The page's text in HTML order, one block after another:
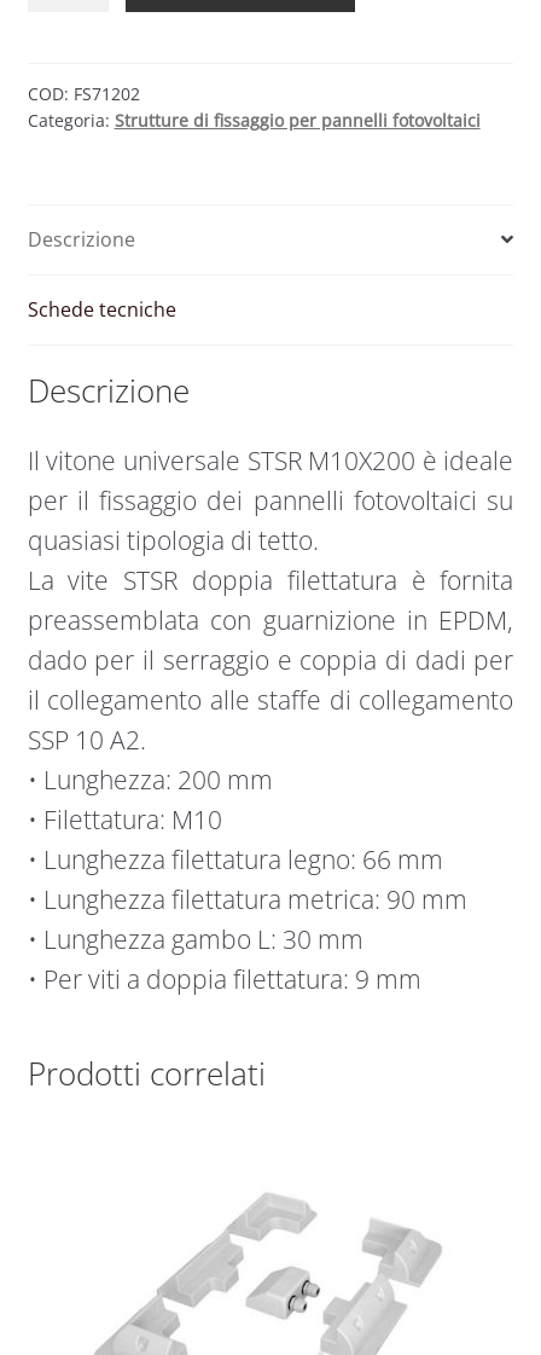
doppia
filettatura
COD: FS71202
Categoria: Strutture di fissaggio per pannelli fotovoltaici
Descrizione
Schede tecniche
Descrizione
Il vitone universale STSR M10X200 è ideale
per il fissaggio dei pannelli fotovoltaici su
quasiasi tipologia di tetto.
La vite STSR doppia filettatura è fornita
preassemblata con guarnizione in EPDM,
dado per il serraggio e coppia di dadi per
il collegamento alle staffe di collegamento
SSP 10 A2.
• Lunghezza: 200 mm
• Filettatura: M10
• Lunghezza filettatura legno: 66 mm
• Lunghezza filettatura metrica: 90 mm
• Lunghezza gambo L: 30 mm
• Per viti a doppia filettatura: 9 mm
Prodotti correlati